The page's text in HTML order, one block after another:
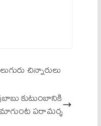
చిన్నారులు
కుటుంబానికి
పరామర్శ